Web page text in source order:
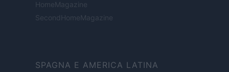
HomeMagazine
SecondHomeMagazine
SPAGNA E AMERICA LATINA